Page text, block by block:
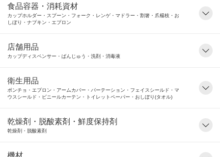
食品容器・消耗資材
カップホルダー・スプーン・フォーク・レンゲ・マドラー・割箸・爪楊枝・お
しぼり・ナプキン・エプロン
店舗用品
カップディスペンサー・ばんじゅう・洗剤・消毒液
衛生用品
ポンチョ・エプロン・アームカバー・パーテーション・フェイスシールド・マ
ウスシールド・ビニールカーテン・トイレットペーパー・おしぼり(タオル)
乾燥剤・脱酸素剤・鮮度保持剤
乾燥剤・脱酸素剤